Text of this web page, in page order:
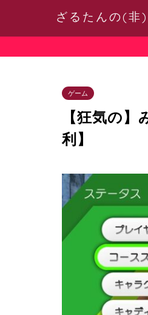
ざるたんの(非
ゲーム
【狂気の
利】